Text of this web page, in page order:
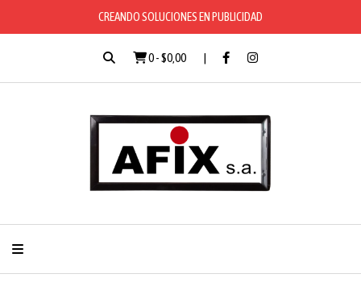
CREANDO SOLUCIONES EN PUBLICIDAD
0-$0,00